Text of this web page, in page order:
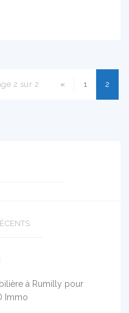
2 sur 2 « 1 2
à Rumilly pour
Immo